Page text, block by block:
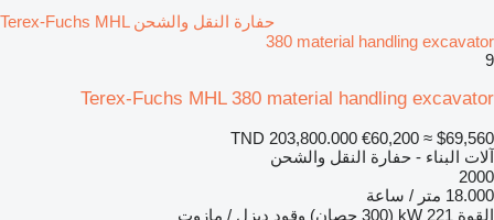
حفارة النقل والشحن Terex-Fuchs MHL
380 material handling excavator
9
Terex-Fuchs MHL 380 material handling excavator
TND 203,800.000 €60,200 ≈ $69,560
آلات البناء - حفارة النقل والشحن
2000
18.000 متر / ساعة
القوة 221 kW (300 حصان) وقود ديزل / مازوت